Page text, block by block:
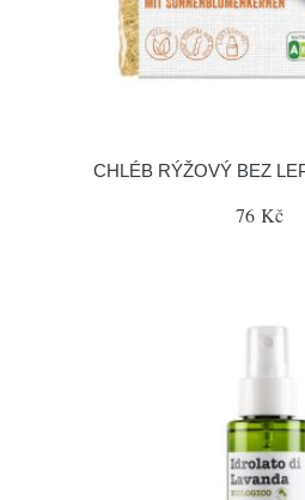
CHLÉB RÝŽOVÝ BEZ
76 Kč